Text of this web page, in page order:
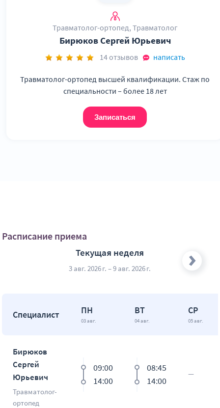
Травматолог-ортопед, Травматолог
Бирюков Сергей Юрьевич
14 отзывов написать
Травматолог-ортопед высшей квалификации. Стаж по
специальности – более 18 лет
Записаться
Расписание приема
Текущая неделя
3 авг. 2026 г. – 9 авг. 2026 г.
Специалист ПН
03 авг.
ВТ
04 авг.
СР
05 авг.
Бирюков
Сергей
Юрьевич
Травматолог-
ортопед
09:00
14:00
08:45
14:00